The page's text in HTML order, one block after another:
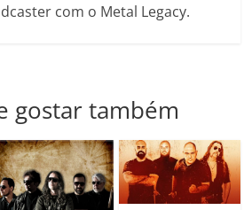
com o Metal Legacy.
gostar também